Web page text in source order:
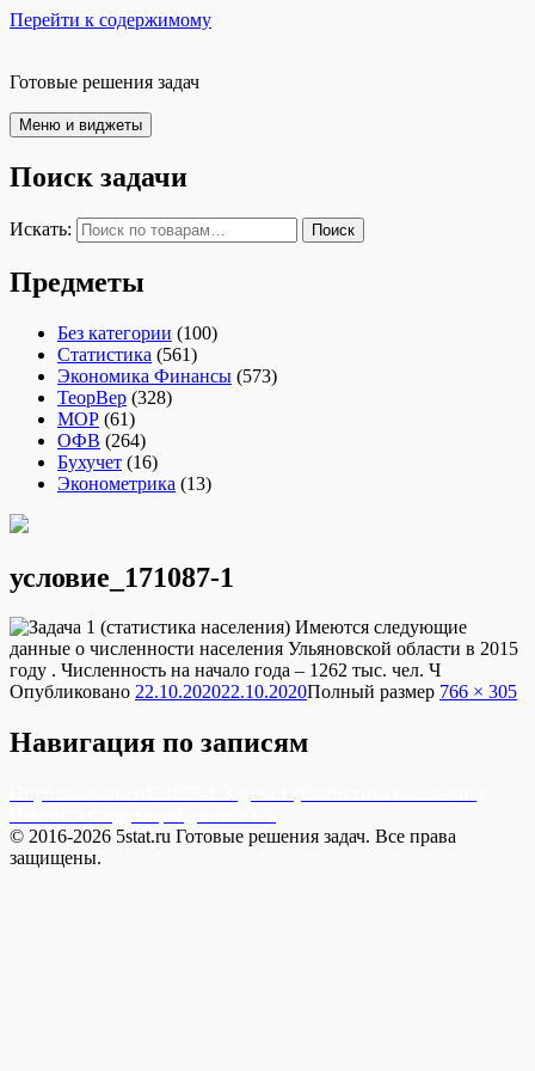
Перейти к содержимому
Готовые решения задач
Меню и виджеты
Поиск задачи
Искать: Поиск
Предметы
Без категории (100)
Статистика (561)
Экономика Финансы (573)
ТеорВер (328)
МОР (61)
ОФВ (264)
Бухучет (16)
Эконометрика (13)
условие_171087-1
Опубликовано 22.10.202022.10.2020Полный размер 766 × 305
Навигация по записям
© 2016-2026 5stat.ru Готовые решения задач. Все права
защищены.